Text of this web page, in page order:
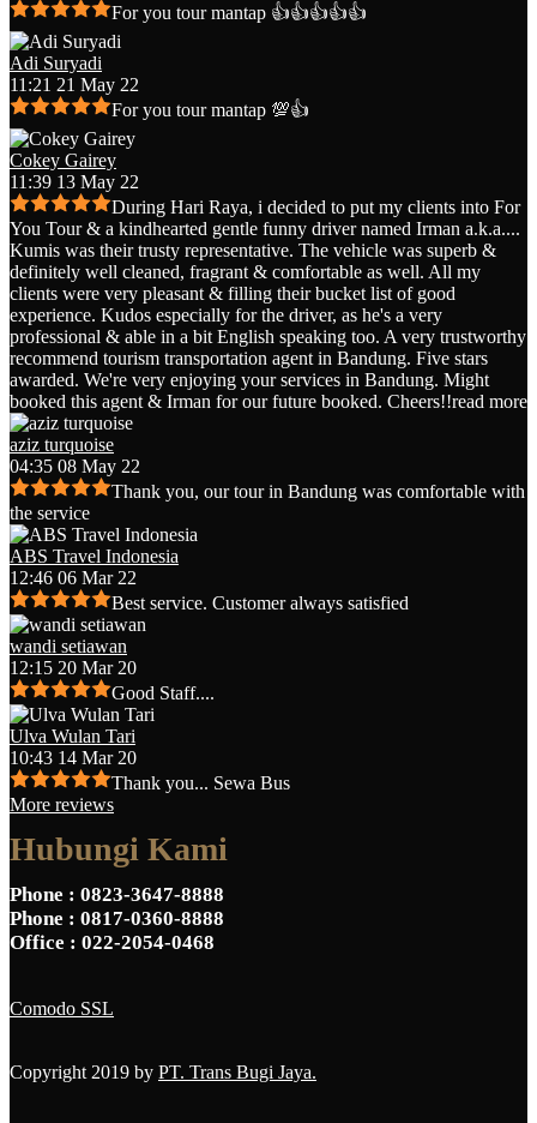
For you tour mantap 👍👍👍👍👍
Adi Suryadi
11:21 21 May 22
For you tour mantap 💯👍
Cokey Gairey
11:39 13 May 22
During Hari Raya, i decided to put my clients into For
You Tour & a kindhearted gentle funny driver named Irman a.k.a....
Kumis was their trusty representative. The vehicle was superb &
definitely well cleaned, fragrant & comfortable as well. All my
clients were very pleasant & filling their bucket list of good
experience. Kudos especially for the driver, as he's a very
professional & able in a bit English speaking too. A very trustworthy
recommend tourism transportation agent in Bandung. Five stars
awarded. We're very enjoying your services in Bandung. Might
booked this agent & Irman for our future booked. Cheers!!read more
aziz turquoise
04:35 08 May 22
Thank you, our tour in Bandung was comfortable with
the service
ABS Travel Indonesia
12:46 06 Mar 22
Best service. Customer always satisfied
wandi setiawan
12:15 20 Mar 20
Good Staff....
Ulva Wulan Tari
10:43 14 Mar 20
Thank you... Sewa Bus
More reviews
Hubungi Kami
Phone : 0823-3647-8888
Phone : 0817-0360-8888
Office : 022-2054-0468
Comodo SSL
Copyright 2019 by PT. Trans Bugi Jaya.